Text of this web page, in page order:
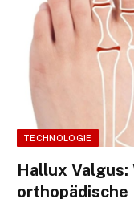
TECHNOLOGIE
Hallux Valgus:
orthopädische